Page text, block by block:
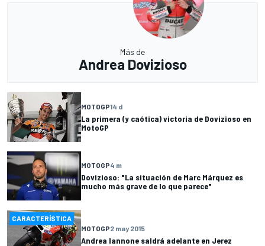
Más de
Andrea Dovizioso
MOTOGP14 d
La primera (y caótica) victoria de Dovizioso en
MotoGP
MOTOGP4 m
Dovizioso: "La situación de Marc Márquez es
mucho más grave de lo que parece"
CARACTERÍSTICA
MOTOGP2 may 2015
Andrea Iannone saldrá adelante en Jerez